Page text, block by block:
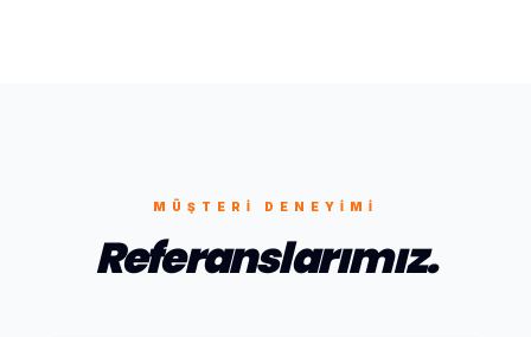
MÜŞTERI DENEYIMI
Referanslarımız.